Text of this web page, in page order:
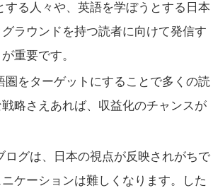
る人々や、英語を学ぼうとする日本
ラウンドを持つ読者に向けて発信す
重要です。
をターゲットにすることで多くの読
略さえあれば、収益化のチャンスが
ログは、日本の視点が反映されがちで
ケーションは難しくなります。した